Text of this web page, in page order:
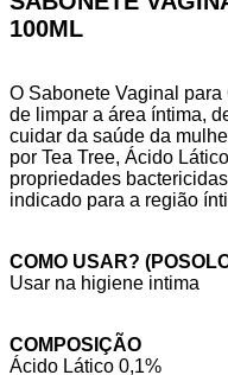
100ML
O Sabonete Vaginal
de limpar a área íntima,
cuidar da saúde da
por Tea Tree, Ácido
propriedades
indicado para a região
COMO USAR?
Usar na higiene intima
COMPOSIÇÃO
Ácido Lático 0,1%